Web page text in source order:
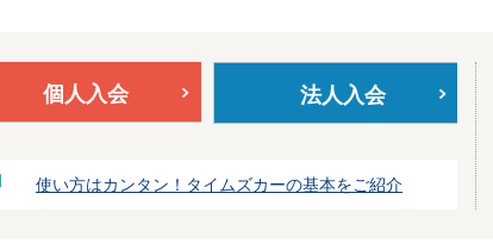
個人入会 法人入会
使い方はカンタン！タイムズカーの基本をご紹介